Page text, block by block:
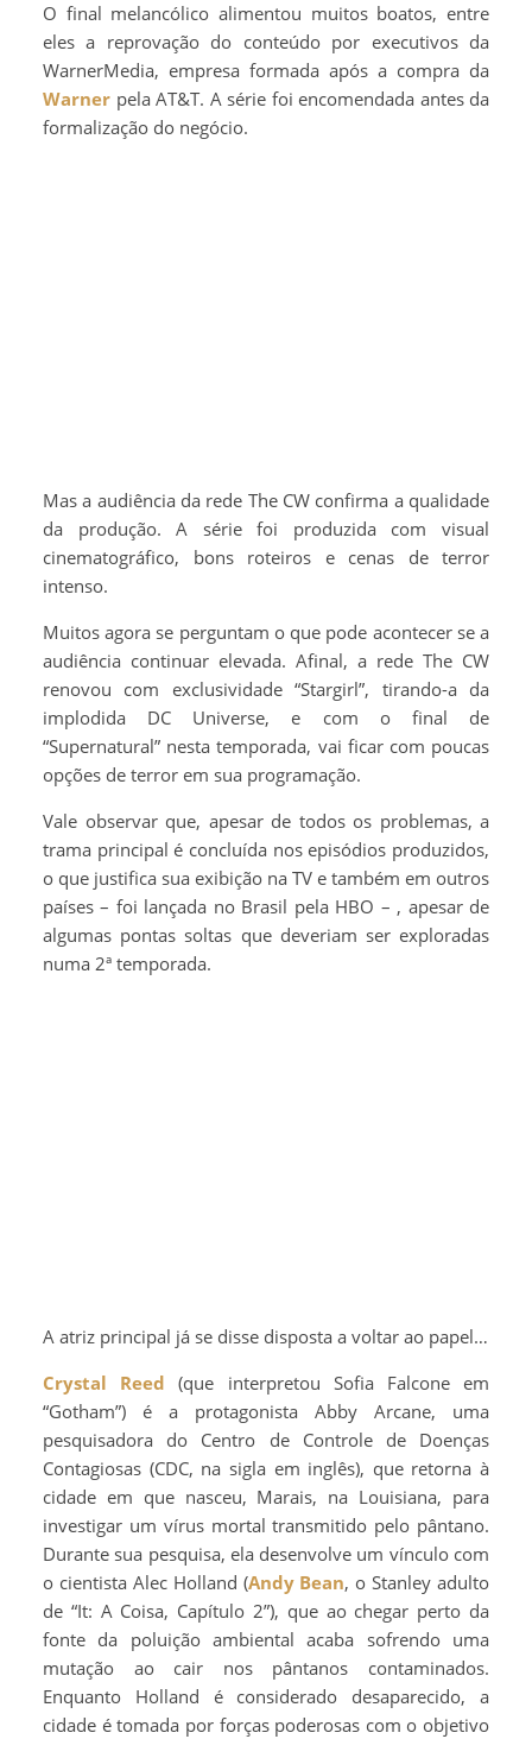
O final melancólico alimentou muitos boatos, entre
eles a reprovação do conteúdo por executivos da
WarnerMedia, empresa formada após a compra da
Warner pela AT&T. A série foi encomendada antes da
formalização do negócio.
Mas a audiência da rede The CW confirma a qualidade
da produção. A série foi produzida com visual
cinematográfico, bons roteiros e cenas de terror
intenso.
Muitos agora se perguntam o que pode acontecer se a
audiência continuar elevada. Afinal, a rede The CW
renovou com exclusividade “Stargirl”, tirando-a da
implodida DC Universe, e com o final de
“Supernatural” nesta temporada, vai ficar com poucas
opções de terror em sua programação.
Vale observar que, apesar de todos os problemas, a
trama principal é concluída nos episódios produzidos,
o que justifica sua exibição na TV e também em outros
países – foi lançada no Brasil pela HBO – , apesar de
algumas pontas soltas que deveriam ser exploradas
numa 2ª temporada.
A atriz principal já se disse disposta a voltar ao papel…
Crystal Reed (que interpretou Sofia Falcone em
“Gotham”) é a protagonista Abby Arcane, uma
pesquisadora do Centro de Controle de Doenças
Contagiosas (CDC, na sigla em inglês), que retorna à
cidade em que nasceu, Marais, na Louisiana, para
investigar um vírus mortal transmitido pelo pântano.
Durante sua pesquisa, ela desenvolve um vínculo com
o cientista Alec Holland (Andy Bean, o Stanley adulto
de “It: A Coisa, Capítulo 2”), que ao chegar perto da
fonte da poluição ambiental acaba sofrendo uma
mutação ao cair nos pântanos contaminados.
Enquanto Holland é considerado desaparecido, a
cidade é tomada por forças poderosas com o objetivo